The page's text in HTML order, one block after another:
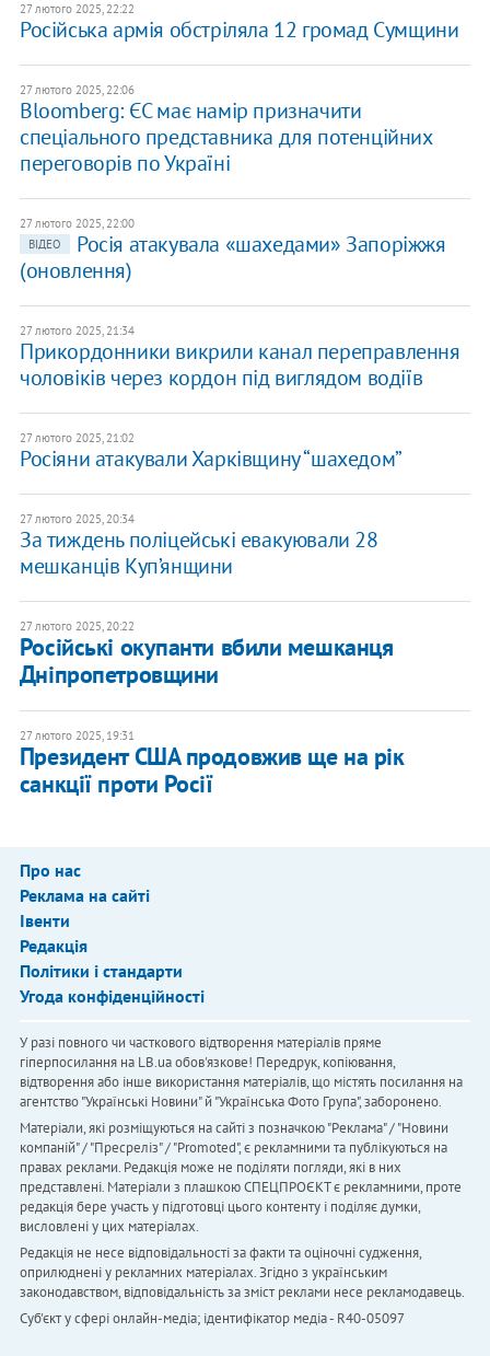
27 лютого 2025, 22:22
Російська армія обстріляла 12 громад Сумщини
27 лютого 2025, 22:06
Bloomberg: ЄС має намір призначити
спеціального представника для потенційних
переговорів по Україні
27 лютого 2025, 22:00
ВІДЕО
Росія атакувала «шахедами» Запоріжжя
(оновлення)
27 лютого 2025, 21:34
​Прикордонники викрили канал переправлення
чоловіків через кордон під виглядом водіїв
27 лютого 2025, 21:02
Росіяни атакували Харківщину “шахедом”
27 лютого 2025, 20:34
​За тиждень поліцейські евакуювали 28
мешканців Куп’янщини
27 лютого 2025, 20:22
​Російські окупанти вбили мешканця
Дніпропетровщини
27 лютого 2025, 19:31
Президент США продовжив ще на рік
санкції проти Росії
Про нас
Реклама на сайті
Івенти
Редакція
Політики і стандарти
Угода конфіденційності
У разі повного чи часткового відтворення матеріалів пряме
гіперпосилання на LB.ua обов'язкове! Передрук, копіювання,
відтворення або інше використання матеріалів, що містять посилання на
агентство "Українськi Новини" й "Українська Фото Група", заборонено.
Матеріали, які розміщуються на сайті з позначкою "Реклама" / "Новини
компаній" / "Пресреліз" / "Promoted", є рекламними та публікуються на
правах реклами. Редакція може не поділяти погляди, які в них
представлені. Матеріали з плашкою СПЕЦПРОЄКТ є рекламними, проте
редакція бере участь у підготовці цього контенту і поділяє думки,
висловлені у цих матеріалах.
Редакція не несе відповідальності за факти та оціночні судження,
оприлюднені у рекламних матеріалах. Згідно з українським
законодавством, відповідальність за зміст реклами несе рекламодавець.
Cуб'єкт у сфері онлайн-медіа; ідентифікатор медіа - R40-05097